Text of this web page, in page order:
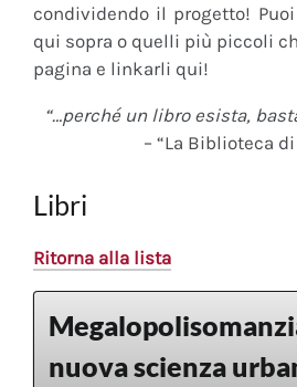
condividendo il progetto!
qui sopra o quelli più piccoli
pagina e linkarli qui!
“…perché un libro esista,
– “La Biblioteca
Libri
Ritorna alla lista
nuova scienza